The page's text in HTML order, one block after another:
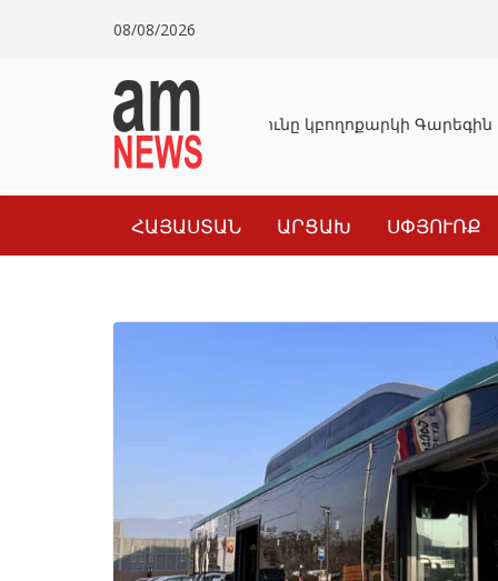
08/08/2026
Դատախազությունը կբողոքարկի Գարեգին
ՀԱՅԱՍՏԱՆ ԱՐՑԱԽ ՍՓՅՈՒՌՔ